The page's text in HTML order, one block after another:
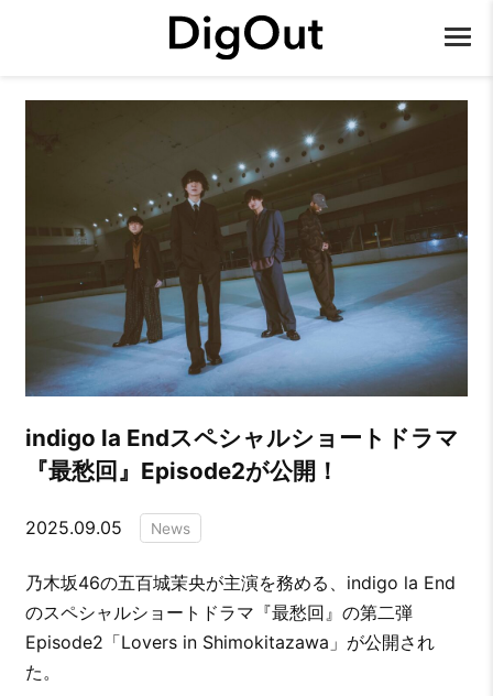
indigo la Endスペシャルショートドラマ
『最愁回』Episode2が公開！
2025.09.05 News
乃木坂46の五百城茉央が主演を務める、indigo la End
のスペシャルショートドラマ『最愁回』の第二弾
Episode2「Lovers in Shimokitazawa」が公開され
た。